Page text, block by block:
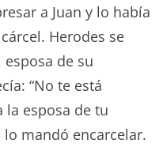
a Juan y lo había
Herodes se
de su
“No te está
esposa de tu
lo mandó encarcelar.